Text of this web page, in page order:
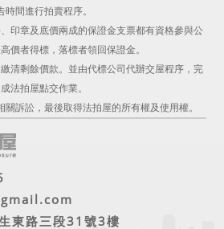
時間進行拍賣程序。
印章及底價兩成的保證金支票都有資格參與公
價者得標，落標者領回保證金。
清剩餘價款。並由代標公司代辦交屋程序，完
成法拍屋點交作業。
訴訟，最後取得法拍屋的所有權及使用權。
東路三段31號3樓